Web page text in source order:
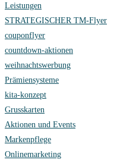
Leistungen
STRATEGISCHER TM-Flyer
couponflyer
countdown-aktionen
weihnachtswerbung
Prämiensysteme
kita-konzept
Grusskarten
Aktionen und Events
Markenpflege
Onlinemarketing